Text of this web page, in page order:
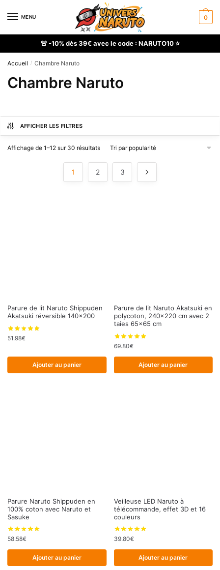
MENU 0
🚨 -10% dès 39€ avec le code : NARUTO10 ⭐
Accueil / Chambre Naruto
Chambre Naruto
AFFICHER LES FILTRES
Affichage de 1–12 sur 30 résultatsTrié
1 2 3
Parure de lit Naruto Shippuden
Akatsuki réversible 140×200
51.98€
Ajouter au panier
Parure de lit Naruto Akatsuki en
polycoton, 240×220 cm avec 2
taies 65×65 cm
69.80€
Ajouter au panier
Parure Naruto Shippuden en
100% coton avec Naruto et
Sasuke
58.58€
Ajouter au panier
Veilleuse LED Naruto à
télécommande, effet 3D et 16
couleurs
39.80€
Ajouter au panier